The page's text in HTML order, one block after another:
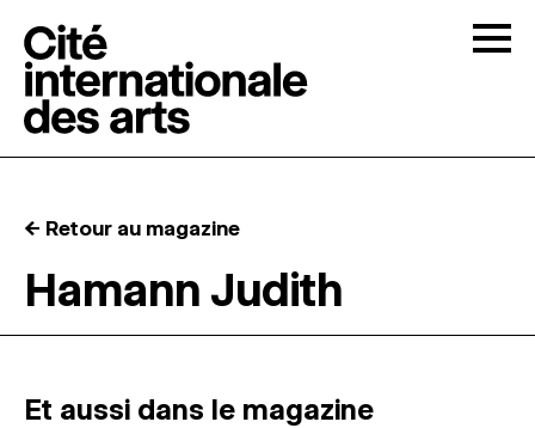
RÉSIDENCES ↓
ATELIERS OUVERTS
← Retour au magazine
Hamann Judith
Et aussi dans le magazine